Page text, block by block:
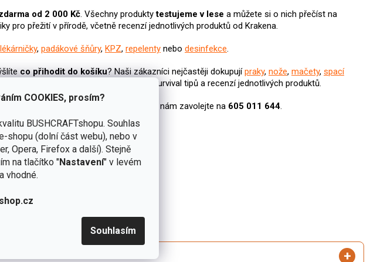
COOKIES, prosím?
BUSHCRAFTshopu. Souhlas
shopu (dolní část webu), nebo v
Opera, Firefox a další). Stejně
na tlačítko "Nastavení" v levém
vhodné.
Souhlasím
á
d
a
í
r
k
v
ý
p
i
s
od 2 000 Kč. Všechny produktytestujeme v lese a můžete si o nich přečíst na
pro přežití v přírodě, včetně recenzí jednotlivých produktů od Krakena.
lékárničky, padákové šňůry, KPZ, repelenty nebo desinfekce.
co přihodit do košíku? Naši zákazníci nejčastěji dokupujípraky, nože, mačety, spací
plný survival tipů a recenzí jednotlivých produktů.
nebo nám zavolejte na 605 011 644.
potřebách:
Pyramid
Bay
first aid kit
našem blogu